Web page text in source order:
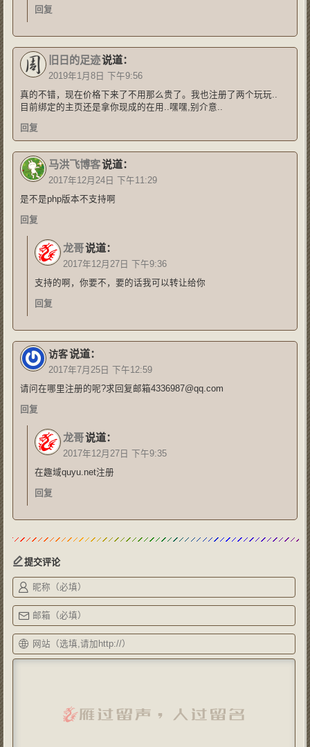
回复
旧日的足迹说道：
2019年1月8日 下午9:56
真的不错，现在价格下来了不用那么贵了。我也注册了两个玩玩..
目前绑定的主页还是拿你现成的在用..嘿嘿,别介意..
回复
马洪飞博客说道：
2017年12月24日 下午11:29
是不是php版本不支持啊
回复
龙哥说道：
2017年12月27日 下午9:36
支持的啊，你要不，要的话我可以转让给你
回复
访客说道：
2017年7月25日 下午12:59
请问在哪里注册的呢?求回复邮箱4336987@qq.com
回复
龙哥说道：
2017年12月27日 下午9:35
在趣域quyu.net注册
回复
提交评论